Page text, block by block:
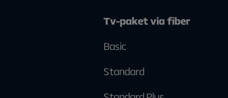
Tv-paket via fiber
Basic
Standard